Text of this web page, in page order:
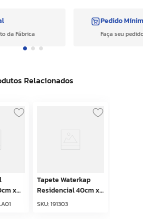
da Fábrica
Pedido
Faça seu
Relacionados
x
Tapete Waterkap
Residencial 40cm x
60cm Preto Kapazi
SKU:191303